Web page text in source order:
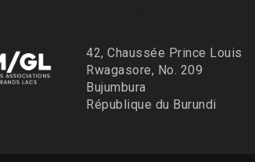
42, Chaussée Prince Louis
Rwagasore, No. 209
Bujumbura
République du Burundi